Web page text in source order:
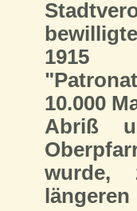
1915
10.000
Abriß
wurde,